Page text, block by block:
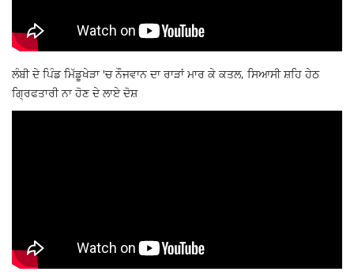
ਲੰਬੀ ਦੇ ਪਿੰਡ ਮਿੱਡੂਖੇੜਾ 'ਚ ਨੌਜਵਾਨ ਦਾ ਰਾੜਾਂ ਮਾਰ ਕੇ ਕਤਲ, ਸਿਆਸੀ ਸ਼ਹਿ ਹੇਠ
ਗ੍ਰਿਫਤਾਰੀ ਨਾ ਹੋਣ ਦੇ ਲਾਏ ਦੋਸ਼